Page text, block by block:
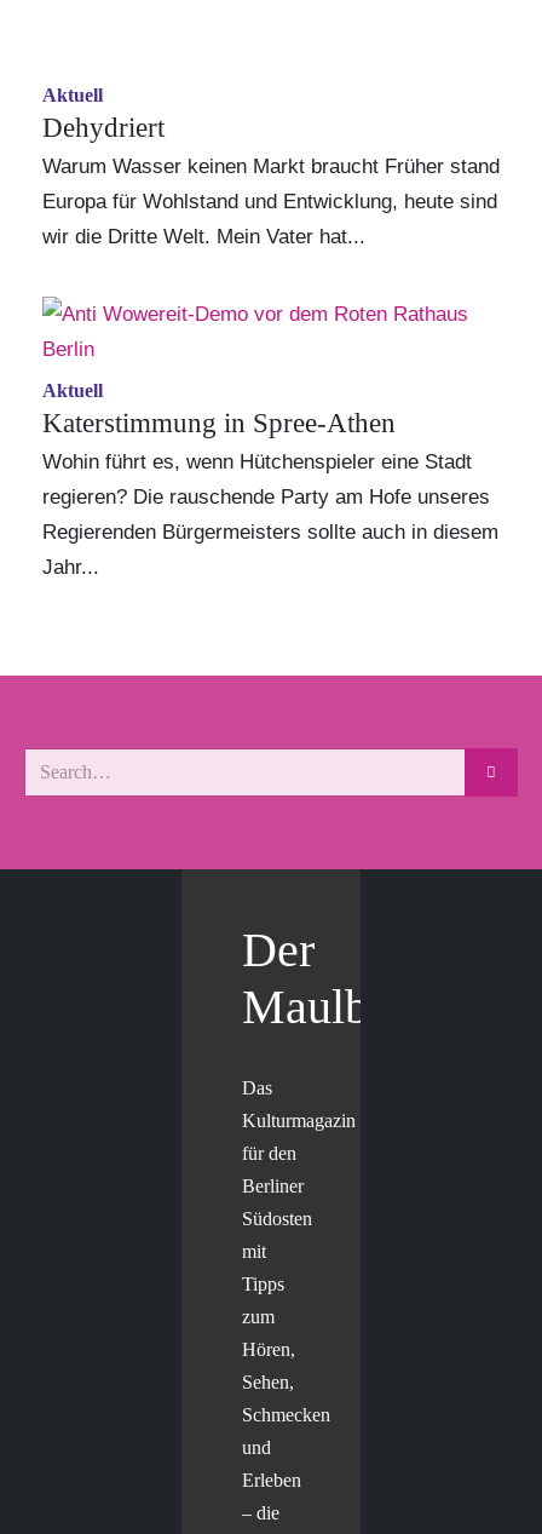
Aktuell
Dehydriert
Warum Wasser keinen Markt braucht Früher stand
Europa für Wohlstand und Entwicklung, heute sind
wir die Dritte Welt. Mein Vater hat...
Aktuell
Katerstimmung in Spree-Athen
Wohin führt es, wenn Hütchenspieler eine Stadt
regieren? Die rauschende Party am Hofe unseres
Regierenden Bürgermeisters sollte auch in diesem
Jahr...
Der
Maulbär
Das
Kulturmagazin
für den
Berliner
Südosten
mit
Tipps
zum
Hören,
Sehen,
Schmecken
und
Erleben
– die